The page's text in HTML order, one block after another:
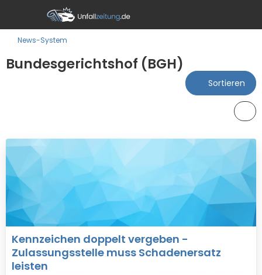
News-System
Bundesgerichtshof (BGH)
Sortieren
Kennzeichen doppelt vergeben -
Zulassungsstelle muss Schadenersatz
leisten